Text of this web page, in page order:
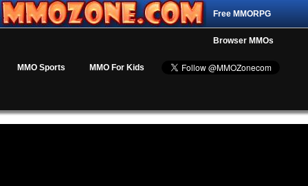
Free MMORPG
Browser MMOs
MMO Sports MMO For Kids